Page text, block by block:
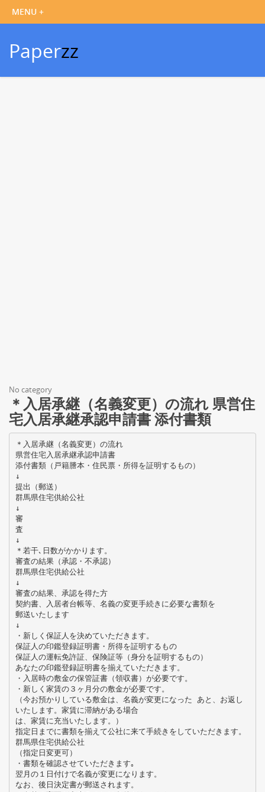
Paperzz
No category
＊入居承継（名義変更）の流れ 県営住
宅入居承継承認申請書 添付書類
＊入居承継（名義変更）の流れ
県営住宅入居承継承認申請書
添付書類（戸籍謄本・住民票・所得を証明するもの）
↓
提出（郵送）
群馬県住宅供給公社
↓
審
査
↓
＊若干､日数がかかります。
審査の結果（承認・不承認）
群馬県住宅供給公社
↓
審査の結果、承認を得た方
契約書、入居者台帳等、名義の変更手続きに必要な書類を
郵送いたします
↓
・新しく保証人を決めていただきます。
保証人の印鑑登録証明書・所得を証明するもの
保証人の運転免許証、保険証等（身分を証明するもの）
あなたの印鑑登録証明書を揃えていただきます。
・入居時の敷金の保管証書（領収書）が必要です。
・新しく家賃の３ヶ月分の敷金が必要です。
（今お預かりしている敷金は、名義が変更になった あと、お返し
いたします。家賃に滞納がある場合
は、家賃に充当いたします。）
指定日までに書類を揃えて公社に来て手続きをしていただきます。
群馬県住宅供給公社
（指定日変更可）
・書類を確認させていただきます｡
翌月の１日付けで名義が変更になります。
なお、後日決定書が郵送されます。